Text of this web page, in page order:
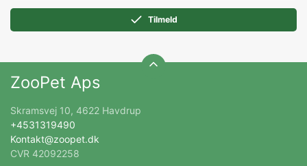
Tilmeld
ZooPet Aps
Skramsvej 10, 4622 Havdrup
+4531319490
Kontakt@zoopet.dk
CVR 42092258